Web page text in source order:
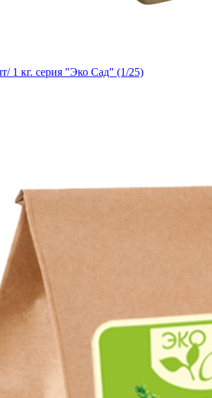
1 кг. серия "Эко Сад" (1/25)